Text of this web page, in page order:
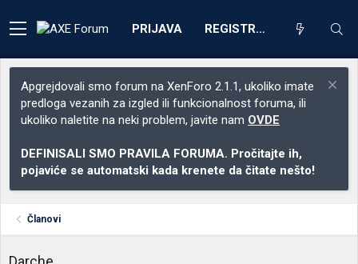
PRIJAVA REGISTRACIJA
Apgrejdovali smo forum na XenForo 2.1.1, ukoliko imate
predloga vezanih za izgled ili funkcionalnost foruma, ili
ukoliko naletite na neki problem, javite nam OVDE
DEFINISALI SMO PRAVILA FORUMA. Pročitajte ih,
pojaviće se automatski kada krenete da čitate nešto!
Članovi